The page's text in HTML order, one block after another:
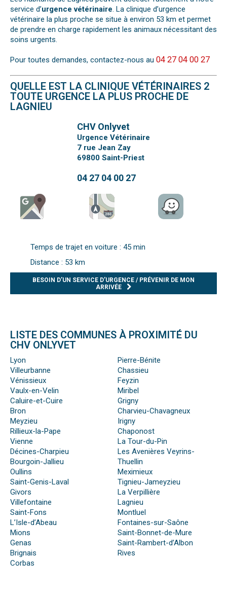
service d’urgence vétérinaire. La clinique d’urgence
vétérinaire la plus proche se situe à environ 53 km et permet
de prendre en charge rapidement les animaux nécessitant des
soins urgents.
Pour toutes demandes, contactez-nous au 04 27 04 00 27
QUELLE EST LA CLINIQUE VÉTÉRINAIRES 2
TOUTE URGENCE LA PLUS PROCHE DE
LAGNIEU
CHV Onlyvet
Urgence Vétérinaire
7 rue Jean Zay
69800 Saint-Priest
04 27 04 00 27
Temps de trajet en voiture : 45 min
Distance : 53 km
BESOIN D’UN SERVICE D’URGENCE / PRÉVENIR DE MON
ARRIVÉE
LISTE DES COMMUNES À PROXIMITÉ DU
CHV ONLYVET
Lyon
Villeurbanne
Vénissieux
Vaulx-en-Velin
Caluire-et-Cuire
Bron
Meyzieu
Rillieux-la-Pape
Vienne
Décines-Charpieu
Bourgoin-Jallieu
Oullins
Saint-Genis-Laval
Givors
Villefontaine
Saint-Fons
L’Isle-d’Abeau
Mions
Genas
Brignais
Corbas
Pierre-Bénite
Chassieu
Feyzin
Miribel
Grigny
Charvieu-Chavagneux
Irigny
Chaponost
La Tour-du-Pin
Les Avenières Veyrins-
Thuellin
Meximieux
Tignieu-Jameyzieu
La Verpillière
Lagnieu
Montluel
Fontaines-sur-Saône
Saint-Bonnet-de-Mure
Saint-Rambert-d’Albon
Rives